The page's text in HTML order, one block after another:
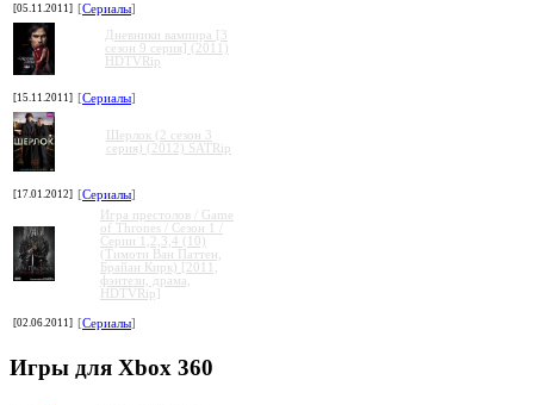
[05.11.2011] [Сериалы]
Дневники вампира [3
сезон 9 серия] (2011)
HDTVRip
[15.11.2011] [Сериалы]
Шерлок (2 сезон 3
серия) (2012) SATRip
[17.01.2012] [Сериалы]
Игра престолов / Game
of Thrones / Сезон 1 /
Серии 1,2,3,4 (10)
(Тимоти Ван Паттен,
Брайан Кирк) [2011,
фэнтези, драма,
HDTVRip]
[02.06.2011] [Сериалы]
Игры для Xbox 360